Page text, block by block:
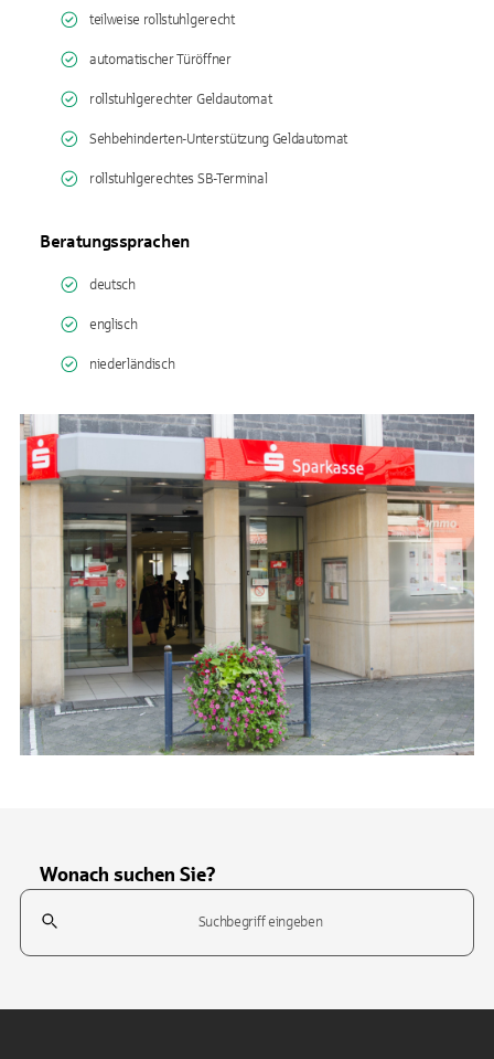
teilweise rollstuhlgerecht
automatischer Türöffner
rollstuhlgerechter Geldautomat
Sehbehinderten-Unterstützung Geldautomat
rollstuhlgerechtes SB-Terminal
Beratungssprachen
deutsch
englisch
niederländisch
Wonach suchen Sie?
Suchfeld